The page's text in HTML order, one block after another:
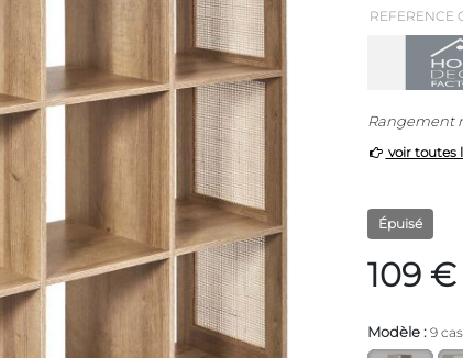
REFERENCE
Rangement
voir toutes
Épuisé
109 €
Modèle : 9